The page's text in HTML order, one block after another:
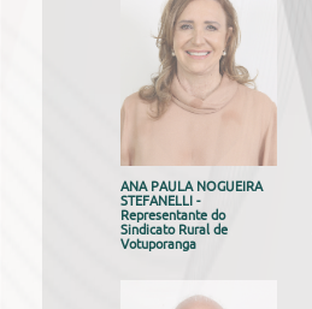
ANA PAULA NOGUEIRA
STEFANELLI -
Representante do
Sindicato Rural de
Votuporanga